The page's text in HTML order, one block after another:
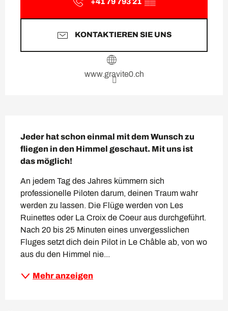
KONTAKTIEREN SIE UNS
www.gravite0.ch
Jeder hat schon einmal mit dem Wunsch zu
fliegen in den Himmel geschaut. Mit uns ist
das möglich!
An jedem Tag des Jahres kümmern sich
professionelle Piloten darum, deinen Traum wahr
werden zu lassen. Die Flüge werden von Les
Ruinettes oder La Croix de Coeur aus durchgeführt.
Nach 20 bis 25 Minuten eines unvergesslichen
Fluges setzt dich dein Pilot in Le Châble ab, von wo
aus du den Himmel nie...
Mehr anzeigen